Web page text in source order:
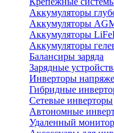
Аккумуляторы
Аккумуляторы
Аккумуляторы
Аккумуляторы
Балансиры заряда
Зарядные
Инверторы
Гибридные
Сетевые инверторы
Автономные
Удаленный